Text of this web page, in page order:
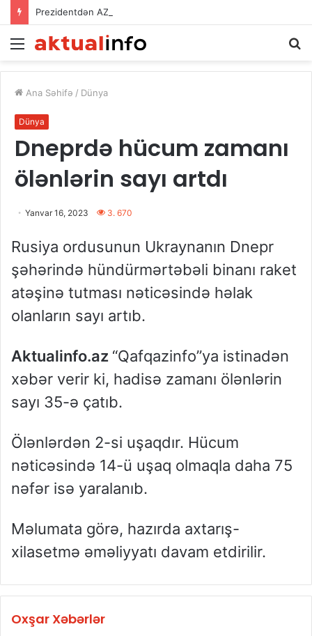
Prezidentdən AZAL-la bağlı FƏRMAN
Menu
Ana Səhifə / Dünya
Dünya
Dneprdə hücum zamanı
ölənlərin sayı artdı
Yanvar 16, 2023 3. 670
Rusiya ordusunun Ukraynanın Dnepr
şəhərində hündürmərtəbəli binanı raket
atəşinə tutması nəticəsində həlak
olanların sayı artıb.
Aktualinfo.az “Qafqazinfo”ya istinadən
xəbər verir ki, hadisə zamanı ölənlərin
sayı 35-ə çatıb.
Ölənlərdən 2-si uşaqdır. Hücum
nəticəsində 14-ü uşaq olmaqla daha 75
nəfər isə yaralanıb.
Məlumata görə, hazırda axtarış-
xilasetmə əməliyyatı davam etdirilir.
Oxşar Xəbərlər